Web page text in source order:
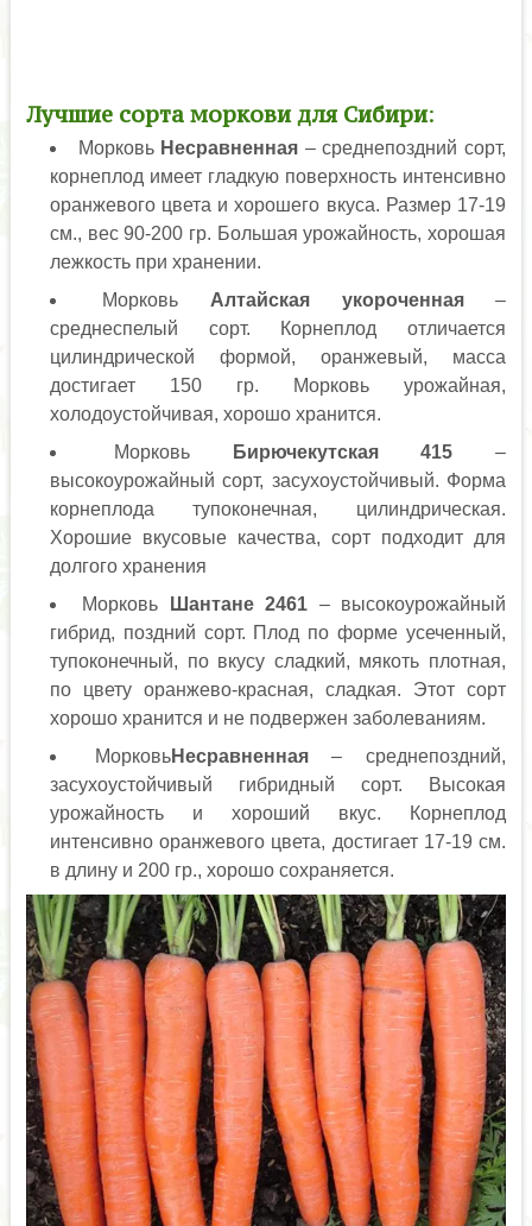
Лучшие сорта моркови для Сибири:
Морковь Несравненная – среднепоздний сорт,
корнеплод имеет гладкую поверхность интенсивно
оранжевого цвета и хорошего вкуса. Размер 17-19
см., вес 90-200 гр. Большая урожайность, хорошая
лежкость при хранении.
Морковь Алтайская укороченная–
среднеспелый сорт. Корнеплод отличается
цилиндрической формой, оранжевый, масса
достигает 150 гр. Морковь урожайная,
холодоустойчивая, хорошо хранится.
МорковьБирючекутская 415 –
высокоурожайный сорт, засухоустойчивый. Форма
корнеплода тупоконечная, цилиндрическая.
Хорошие вкусовые качества, сорт подходит для
долгого хранения
Морковь Шантане 2461 – высокоурожайный
гибрид, поздний сорт. Плод по форме усеченный,
тупоконечный, по вкусу сладкий, мякоть плотная,
по цвету оранжево-красная, сладкая. Этот сорт
хорошо хранится и не подвержен заболеваниям.
МорковьНесравненная– среднепоздний,
засухоустойчивый гибридный сорт. Высокая
урожайность и хороший вкус. Корнеплод
интенсивно оранжевого цвета, достигает 17-19 см.
в длину и 200 гр., хорошо сохраняется.